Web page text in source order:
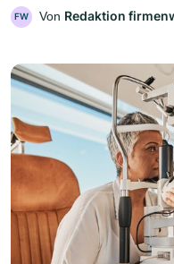
FW Von Redaktion